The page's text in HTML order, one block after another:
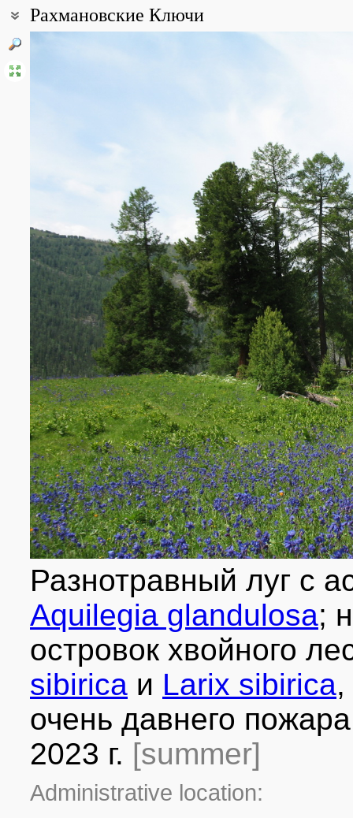
Рахмановские Ключи
Разнотравный луг с
Aquilegia glandulosa;
островок хвойного
sibirica и Larix sibirica
очень давнего
2023 г. [summer]
Administrative location: